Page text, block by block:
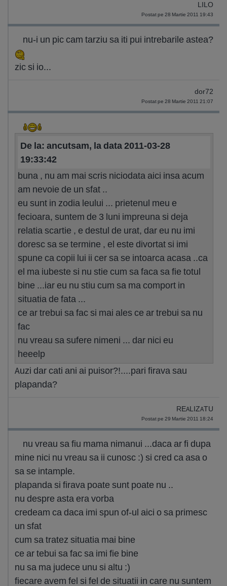
LILO
Postat pe 28 Martie 2011 19:43
nu-i un pic cam tarziu sa iti pui intrebarile astea?
zic si io...
dor72
Postat pe 28 Martie 2011 21:07
De la: ancutsam, la data 2011-03-28
19:33:42
buna , nu am mai scris niciodata aici insa acum
am nevoie de un sfat ..
eu sunt in zodia leului ... prietenul meu e
fecioara, suntem de 3 luni impreuna si deja
relatia scartie , e destul de urat, dar eu nu imi
doresc sa se termine , el este divortat si imi
spune ca copii lui ii cer sa se intoarca acasa ..ca
el ma iubeste si nu stie cum sa faca sa fie totul
bine ...iar eu nu stiu cum sa ma comport in
situatia de fata ...
ce ar trebui sa fac si mai ales ce ar trebui sa nu
fac
nu vreau sa sufere nimeni ... dar nici eu
heeelp
Auzi dar cati ani ai puisor?!....pari firava sau
plapanda?
REALIZATU
Postat pe 29 Martie 2011 18:24
nu vreau sa fiu mama nimanui ...daca ar fi dupa
mine nici nu vreau sa ii cunosc :) si cred ca asa o
sa se intample.
plapanda si firava poate sunt poate nu ..
nu despre asta era vorba
credeam ca daca imi spun of-ul aici o sa primesc
un sfat
cum sa tratez situatia mai bine
ce ar tebui sa fac sa imi fie bine
nu sa ma judece unu si altu :)
fiecare avem fel si fel de situatii in care nu suntem